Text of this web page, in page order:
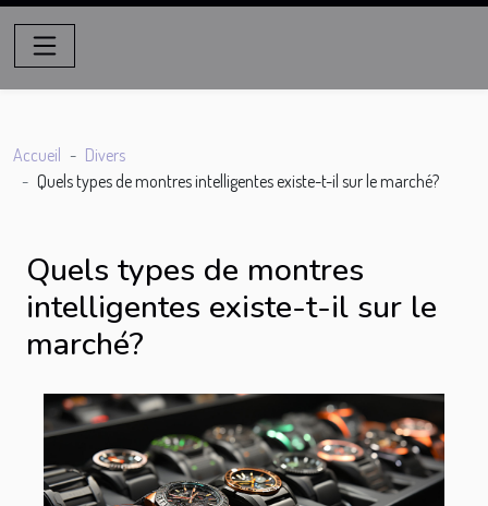
Accueil
Divers
Quels types de montres intelligentes existe-t-il sur le marché?
Quels types de montres
intelligentes existe-t-il sur le
marché?